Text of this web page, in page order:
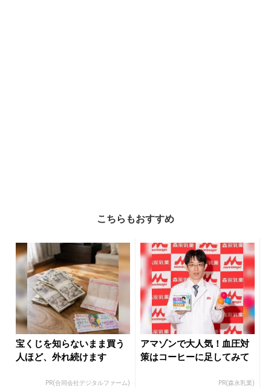
こちらもおすすめ
宝くじを知らないまま買う
人ほど、外れ続けます
PR(合同会社デジタルファーム)
アマゾンで大人気！血圧対
策はコーヒーに足してみて
PR(森永乳業)